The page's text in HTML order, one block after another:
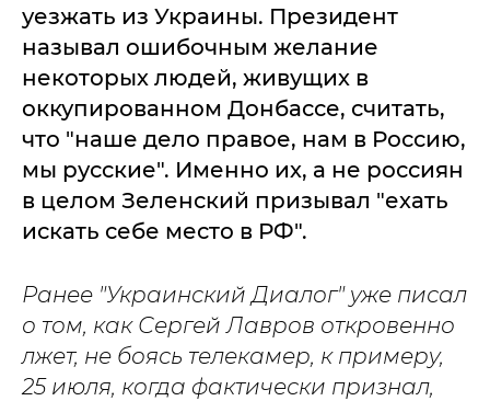
уезжать из Украины. Президент
называл ошибочным желание
некоторых людей, живущих в
оккупированном Донбассе, считать,
что "наше дело правое, нам в Россию,
мы русские". Именно их, а не россиян
в целом Зеленский призывал "ехать
искать себе место в РФ".
Ранее "Украинский Диалог" уже писал
о том, как Сергей Лавров откровенно
лжет, не боясь телекамер, к примеру,
25 июля, когда фактически признал,